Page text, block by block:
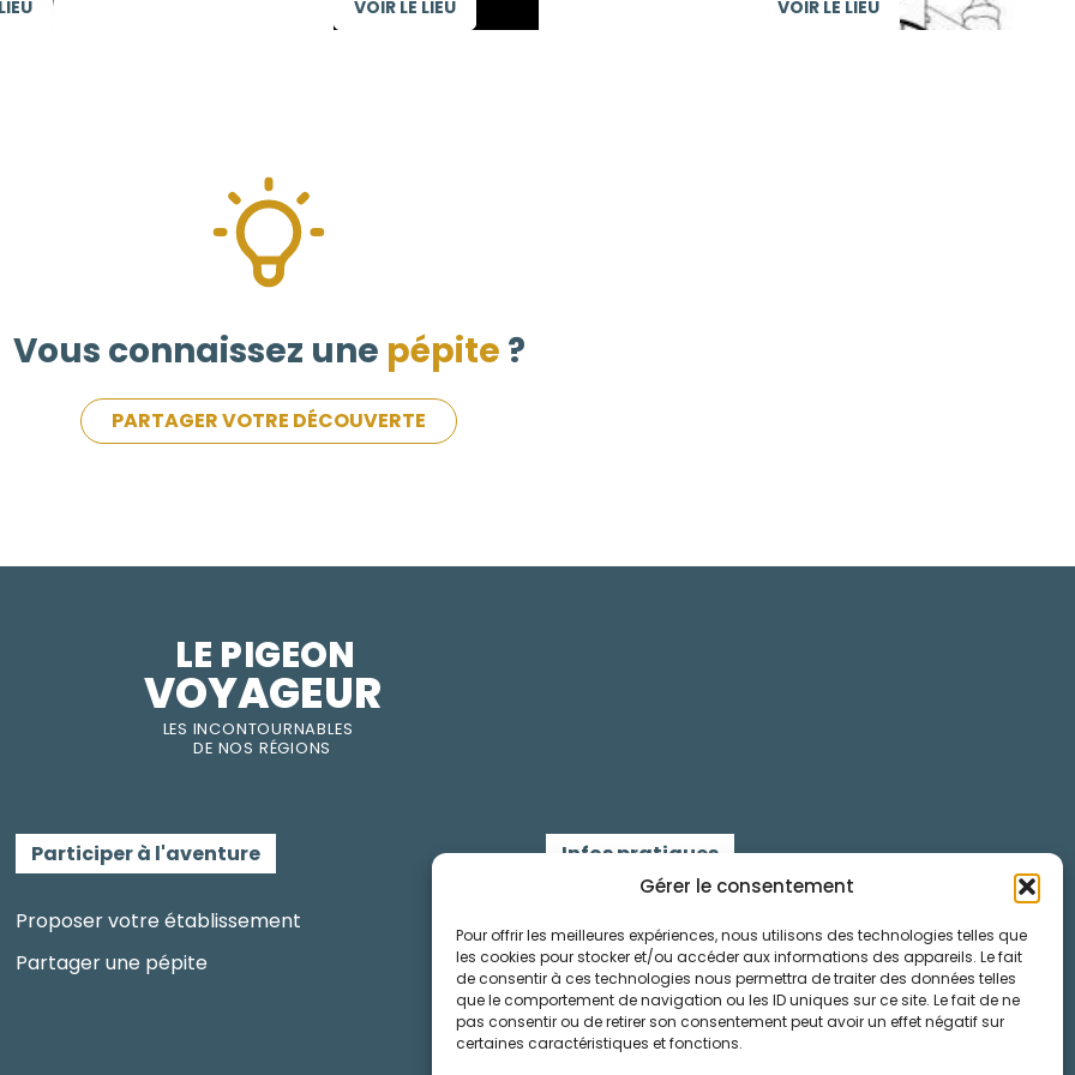
Gérer le consentement
Pour offrir les meilleures expériences, nous utilisons des technologies telles que
les cookies pour stocker et/ou accéder aux informations des appareils. Le fait
de consentir à ces technologies nous permettra de traiter des données telles
que le comportement de navigation ou les ID uniques sur ce site. Le fait de ne
pas consentir ou de retirer son consentement peut avoir un effet négatif sur
certaines caractéristiques et fonctions.
VOIR LE LIEU VOIR LE LIEU
Vous connaissez une pépite ?
PARTAGER VOTRE DÉCOUVERTE
LES INCONTOURNABLES
DE NOS RÉGIONS
LE PIGEON
VOYAGEUR
Participer à l'aventure
Proposer votre établissement
Partager une pépite
Infos pratiques
Mentions légales
Cookies